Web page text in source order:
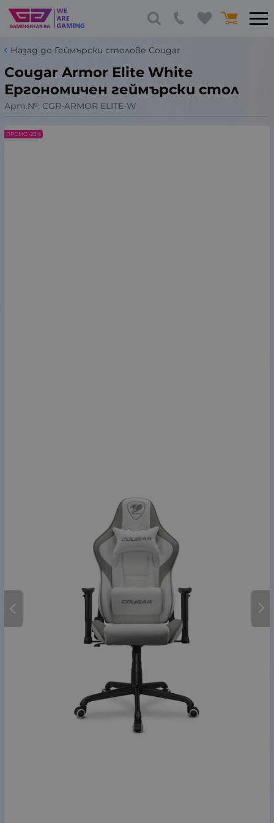
Назад до Геймърски столове Cougar
Cougar Armor Elite White
Ергономичен геймърски стол
Арт.№: CGR-ARMOR ELITE-W
ПРОМО -23%